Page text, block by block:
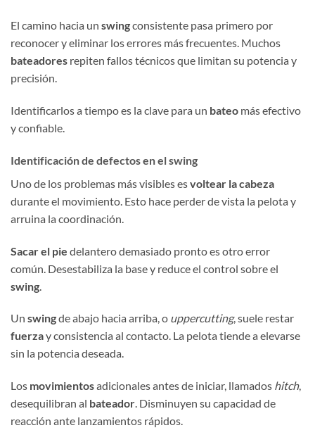
El camino hacia un swingconsistente pasa primero por
reconocer y eliminar los errores más frecuentes. Muchos
bateadores repiten fallos técnicos que limitan su potencia y
precisión.
Identificarlos a tiempo es la clave para un bateo más efectivo
y confiable.
Identificación de defectos en el swing
Uno de los problemas más visibles esvoltear la cabeza
durante el movimiento. Esto hace perder de vista la pelota y
arruina la coordinación.
Sacar el pie delantero demasiado pronto es otro error
común. Desestabiliza la base y reduce el control sobre el
swing
Un swingde abajo hacia arriba, o uppercutting, suele restar
fuerzay consistencia al contacto. La pelota tiende a elevarse
sin la potencia deseada.
Los movimientosadicionales antes de iniciar, llamados hitch,
desequilibran al bateador. Disminuyen su capacidad de
reacción ante lanzamientos rápidos.